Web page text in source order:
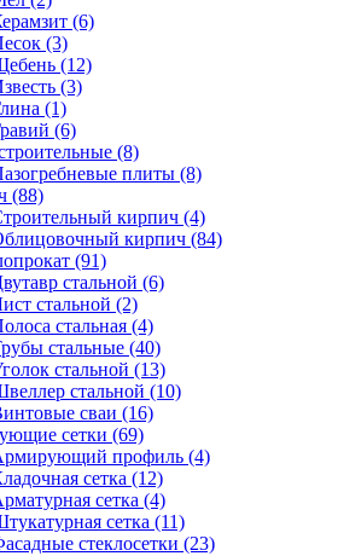
(6)
(3)
(12)
(3)
(1)
(6)
(8)
плиты (8)
(88)
кирпич (4)
кирпич (84)
(91)
стальной (6)
стальной (2)
стальная (4)
стальные (40)
стальной (13)
стальной (10)
сваи (16)
сетки (69)
профиль (4)
сетка (12)
сетка (4)
сетка (11)
стеклосетки (23)